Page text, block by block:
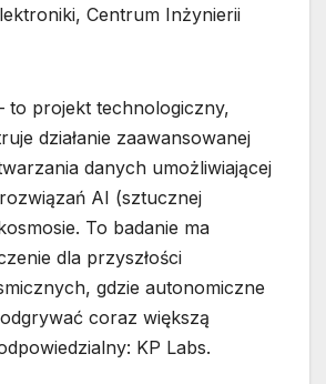
Centrum Inżynierii
to projekt technologiczny,
działanie zaawansowanej
danych umożliwiającej
AI (sztucznej
To badanie ma
dla przyszłości
gdzie autonomiczne
coraz większą
KP Labs.